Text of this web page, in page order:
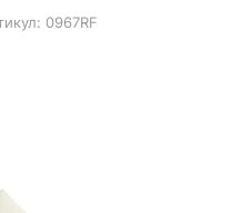
0967RF